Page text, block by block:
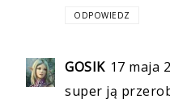
ODPOWIEDZ
GOSIK 17 maja
super ją